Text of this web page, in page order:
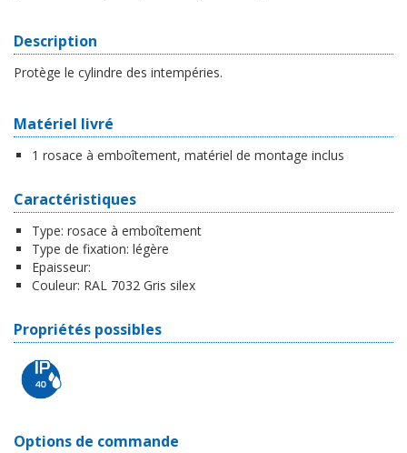
Description
Protège le cylindre des intempéries.
Matériel livré
1 rosace à emboîtement, matériel de montage inclus
Caractéristiques
Type: rosace à emboîtement
Type de fixation: légère
Epaisseur:
Couleur: RAL 7032 Gris silex
Propriétés possibles
Options de commande